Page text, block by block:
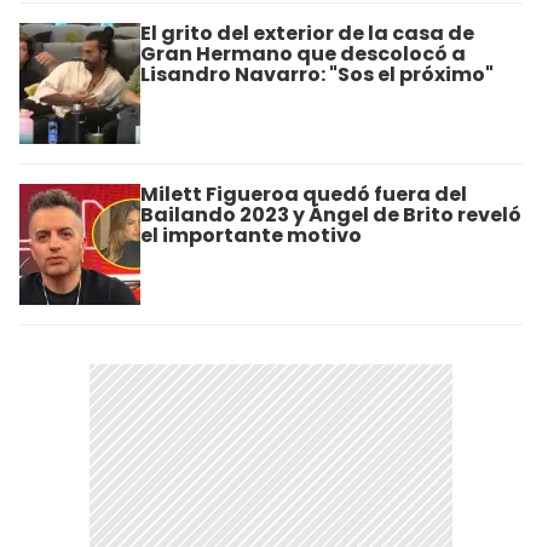
El grito del exterior de la casa de
Gran Hermano que descolocó a
Lisandro Navarro: "Sos el próximo"
Milett Figueroa quedó fuera del
Bailando 2023 y Ángel de Brito reveló
el importante motivo